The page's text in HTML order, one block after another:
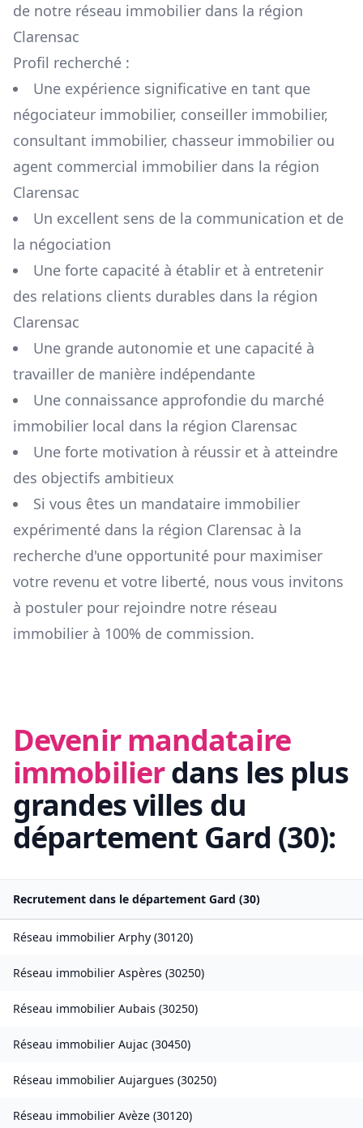
de notre réseau immobilier dans la région
Clarensac
Profil recherché :
Une expérience significative en tant que
négociateur immobilier, conseiller immobilier,
consultant immobilier, chasseur immobilier ou
agent commercial immobilier dans la région
Clarensac
Un excellent sens de la communication et de
la négociation
Une forte capacité à établir et à entretenir
des relations clients durables dans la région
Clarensac
Une grande autonomie et une capacité à
travailler de manière indépendante
Une connaissance approfondie du marché
immobilier local dans la région Clarensac
Une forte motivation à réussir et à atteindre
des objectifs ambitieux
Si vous êtes un mandataire immobilier
expérimenté dans la région Clarensac à la
recherche d'une opportunité pour maximiser
votre revenu et votre liberté, nous vous invitons
à postuler pour rejoindre notre réseau
immobilier à 100% de commission.
Devenir mandataire
immobilierdans les plus
grandes villes du
département Gard (30):
Recrutement dans le département Gard (30)
Réseau immobilier Arphy (30120)
Réseau immobilier Aspères (30250)
Réseau immobilier Aubais (30250)
Réseau immobilier Aujac (30450)
Réseau immobilier Aujargues (30250)
Réseau immobilier Avèze (30120)